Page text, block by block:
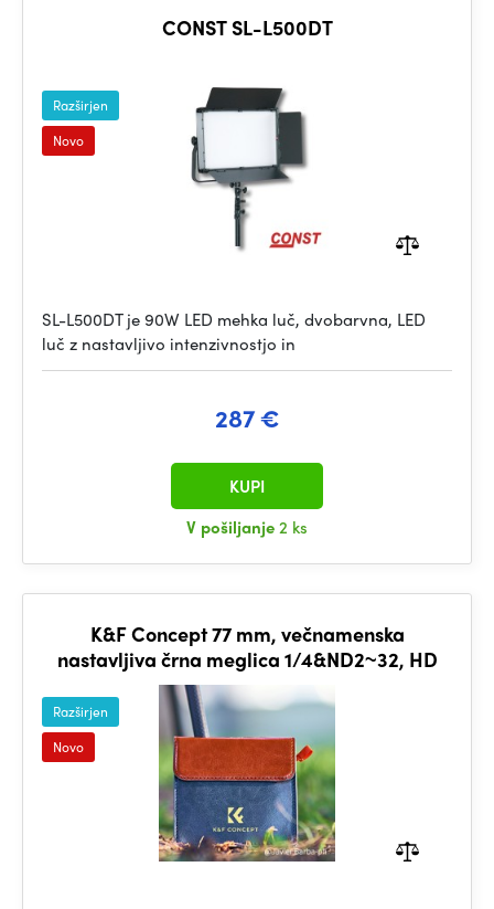
CONST SL-L500DT
Razširjen
Novo
SL-L500DT je 90W LED mehka luč, dvobarvna, LED
luč z nastavljivo intenzivnostjo in
287 €
V pošiljanje2 ks
KUPI
K&F Concept 77 mm, večnamenska
nastavljiva črna meglica 1/4&ND2~32, HD
Razširjen
Novo